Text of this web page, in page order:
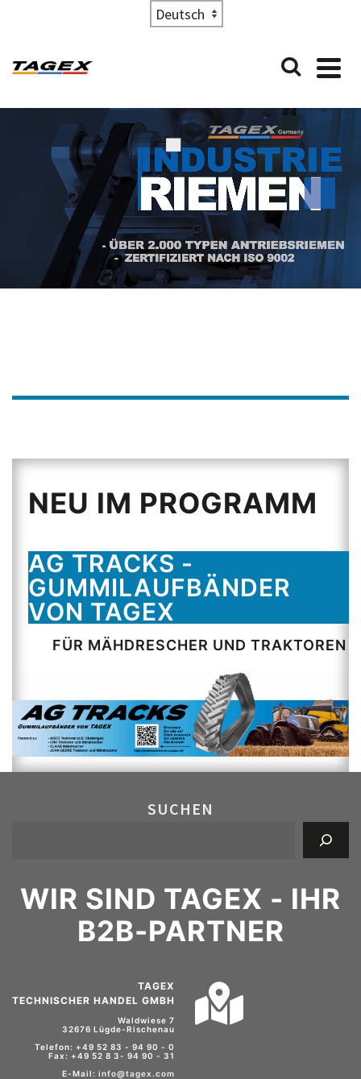
Choose
a
NEU IM PROGRAMM
AG TRACKS -
GUMMILAUFBÄNDER
VON TAGEX
FÜR MÄHDRESCHER UND TRAKTOREN
SUCHEN
WIR SIND TAGEX - IHR
B2B-PARTNER
TAGEX
TECHNISCHER HANDEL GMBH
Waldwiese 7
32676 Lügde-Rischenau
Telefon: +49 52 83 - 94 90 - 0
Fax: +49 52 8 3- 94 90 - 31
E-Mail: info@tagex.com